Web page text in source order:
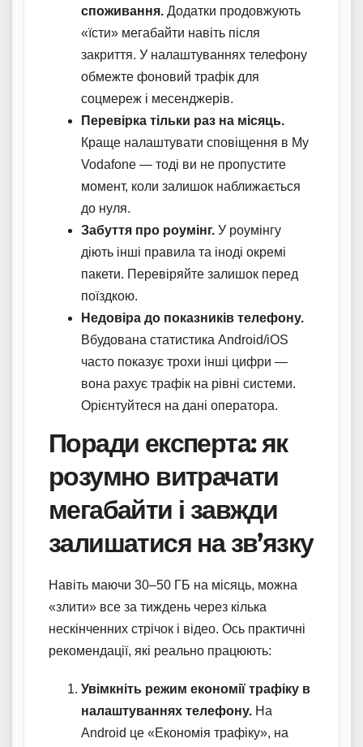
споживання. Додатки продовжують
«їсти» мегабайти навіть після
закриття. У налаштуваннях телефону
обмежте фоновий трафік для
соцмереж і месенджерів.
Перевірка тільки раз на місяць.
Краще налаштувати сповіщення в My
Vodafone — тоді ви не пропустите
момент, коли залишок наближається
до нуля.
Забуття про роумінг. У роумінгу
діють інші правила та іноді окремі
пакети. Перевіряйте залишок перед
поїздкою.
Недовіра до показників телефону.
Вбудована статистика Android/iOS
часто показує трохи інші цифри —
вона рахує трафік на рівні системи.
Орієнтуйтеся на дані оператора.
Поради експерта: як
розумно витрачати
мегабайти і завжди
залишатися на зв’язку
Навіть маючи 30–50 ГБ на місяць, можна
«злити» все за тиждень через кілька
нескінченних стрічок і відео. Ось практичні
рекомендації, які реально працюють:
Увімкніть режим економії трафіку в
налаштуваннях телефону. На
Android це «Економія трафіку», на